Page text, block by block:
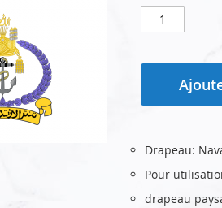
Drapeau:
Pour
drapeau